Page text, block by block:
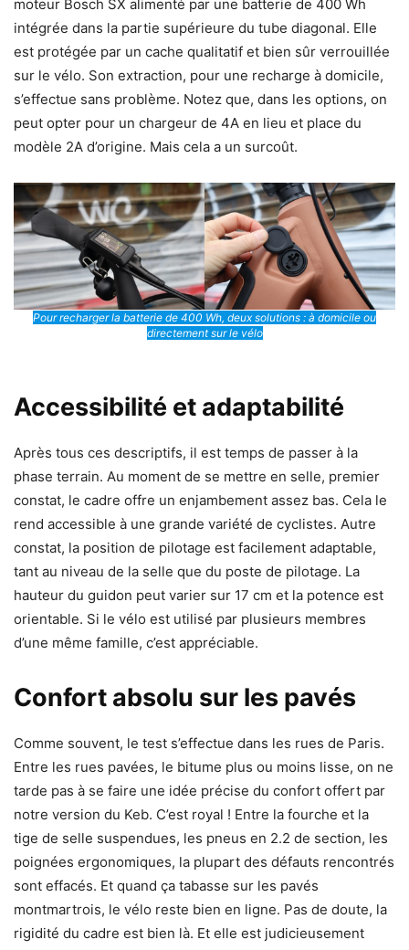
moteur Bosch SX alimenté par une batterie de 400 Wh
intégrée dans la partie supérieure du tube diagonal. Elle
est protégée par un cache qualitatif et bien sûr verrouillée
sur le vélo. Son extraction, pour une recharge à domicile,
s’effectue sans problème. Notez que, dans les options, on
peut opter pour un chargeur de 4A en lieu et place du
modèle 2A d’origine. Mais cela a un surcoût.
Pour recharger la batterie de 400 Wh, deux solutions : à domicile ou
directement sur le vélo
Accessibilité et adaptabilité
Après tous ces descriptifs, il est temps de passer à la
phase terrain. Au moment de se mettre en selle, premier
constat, le cadre offre un enjambement assez bas. Cela le
rend accessible à une grande variété de cyclistes. Autre
constat, la position de pilotage est facilement adaptable,
tant au niveau de la selle que du poste de pilotage. La
hauteur du guidon peut varier sur 17 cm et la potence est
orientable. Si le vélo est utilisé par plusieurs membres
d’une même famille, c’est appréciable.
Confort absolu sur les pavés
Comme souvent, le test s’effectue dans les rues de Paris.
Entre les rues pavées, le bitume plus ou moins lisse, on ne
tarde pas à se faire une idée précise du confort offert par
notre version du Keb. C’est royal ! Entre la fourche et la
tige de selle suspendues, les pneus en 2.2 de section, les
poignées ergonomiques, la plupart des défauts rencontrés
sont effacés. Et quand ça tabasse sur les pavés
montmartrois, le vélo reste bien en ligne. Pas de doute, la
rigidité du cadre est bien là. Et elle est judicieusement